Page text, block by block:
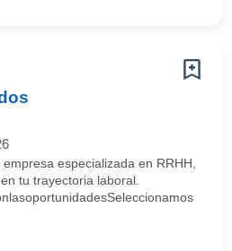
especializada en RRHH,
tu trayectoria laboral.